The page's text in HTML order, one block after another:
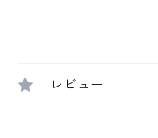
レビュー